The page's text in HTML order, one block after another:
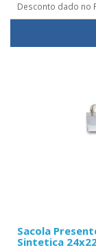
Desconto dado no
Sacola
Sintetica